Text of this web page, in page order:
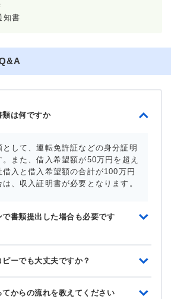
知書
は何ですか
として、運転免許証などの身分証明
また、借入希望額が50万円を超え
借入と借入希望額の合計が100万円
、収入証明書が必要となります。
書類提出した場合も必要です
ーでも大丈夫ですか？
からの流れを教えてください